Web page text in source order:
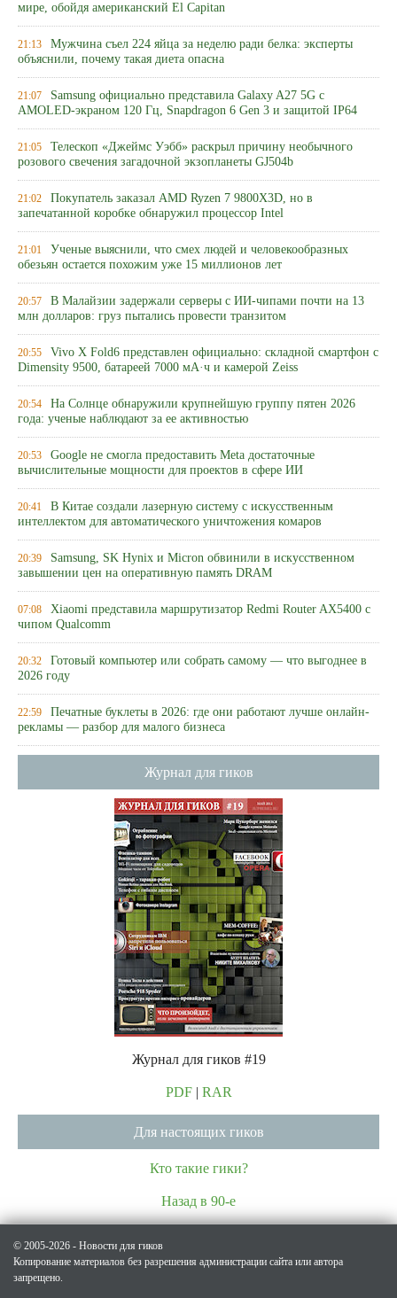
мире, обойдя американский El Capitan
21:13 Мужчина съел 224 яйца за неделю ради белка: эксперты
объяснили, почему такая диета опасна
21:07 Samsung официально представила Galaxy A27 5G с
AMOLED-экраном 120 Гц, Snapdragon 6 Gen 3 и защитой IP64
21:05 Телескоп «Джеймс Уэбб» раскрыл причину необычного
розового свечения загадочной экзопланеты GJ504b
21:02 Покупатель заказал AMD Ryzen 7 9800X3D, но в
запечатанной коробке обнаружил процессор Intel
21:01 Ученые выяснили, что смех людей и человекообразных
обезьян остается похожим уже 15 миллионов лет
20:57 В Малайзии задержали серверы с ИИ-чипами почти на 13
млн долларов: груз пытались провести транзитом
20:55 Vivo X Fold6 представлен официально: складной смартфон с
Dimensity 9500, батареей 7000 мА·ч и камерой Zeiss
20:54 На Солнце обнаружили крупнейшую группу пятен 2026
года: ученые наблюдают за ее активностью
20:53 Google не смогла предоставить Meta достаточные
вычислительные мощности для проектов в сфере ИИ
20:41 В Китае создали лазерную систему с искусственным
интеллектом для автоматического уничтожения комаров
20:39 Samsung, SK Hynix и Micron обвинили в искусственном
завышении цен на оперативную память DRAM
07:08 Xiaomi представила маршрутизатор Redmi Router AX5400 с
чипом Qualcomm
20:32 Готовый компьютер или собрать самому — что выгоднее в
2026 году
22:59 Печатные буклеты в 2026: где они работают лучше онлайн-
рекламы — разбор для малого бизнеса
Журнал для гиков
Журнал для гиков #19
PDF| RAR
Для настоящих гиков
Кто такие гики?
Назад в 90-е
© 2005-2026 - Новости для гиков
Копирование материалов без разрешения администрации сайта или автора
запрещено.